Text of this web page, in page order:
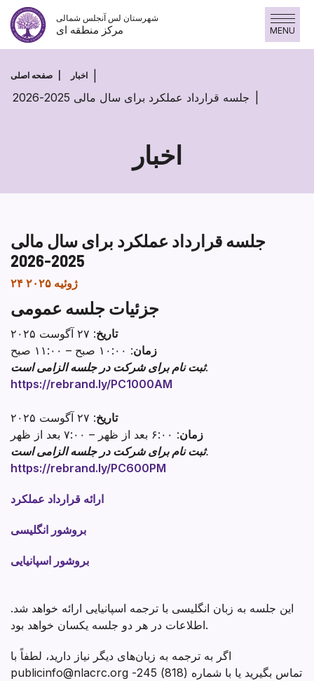
پرش
محتوا
شهرستان لس آنجلس شمالی
مرکز منطقه ای MENU
صفحه اصلی اخبار
جلسه قرارداد عملکرد برای سال مالی 2025-2026
اخبار
جلسه قرارداد عملکرد برای سال مالی
2025-2026
۲۴ ژوئیه ۲۰۲۵
جزئیات جلسه عمومی
تاریخ: ۲۷ آگوست ۲۰۲۵
زمان: ۱۰:۰۰ صبح – ۱۱:۰۰ صبح
ثبت نام برای شرکت در جلسه الزامی است.
https://rebrand.ly/PC1000AM
تاریخ: ۲۷ آگوست ۲۰۲۵
زمان: ۶:۰۰ بعد از ظهر – ۷:۰۰ بعد از ظهر
ثبت نام برای شرکت در جلسه الزامی است.
https://rebrand.ly/PC600PM
ارائه قرارداد عملکرد
بروشور انگلیسی
بروشور اسپانیایی
این جلسه به زبان انگلیسی با ترجمه اسپانیایی ارائه خواهد شد.
اطلاعات در هر دو جلسه یکسان خواهد بود.
اگر به ترجمه به زبان‌های دیگر نیاز دارید، لطفاً با
publicinfo@nlacrc.org تماس بگیرید یا با شماره (818) 245-